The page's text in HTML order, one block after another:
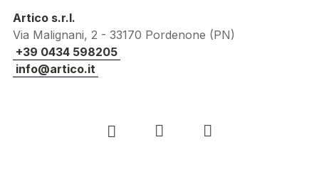
Artico s.r.l.
Via Malignani, 2 - 33170 Pordenone (PN)
+39 0434 598205
info@artico.it